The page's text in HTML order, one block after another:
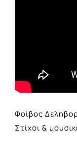
Φοίβος
Στίχοι &